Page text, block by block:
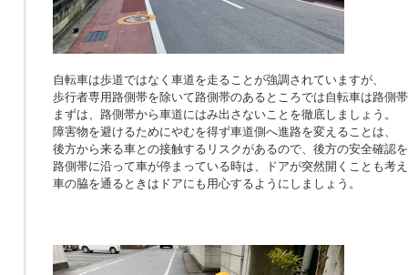
自転車は歩道ではなく車道を走ることが強調されていますが、
歩行者専用路側帯を除いて路側帯のあるところでは自転車は路側
まずは、路側帯から車道にはみ出さないことを徹底しましょう。
障害物を避けるためにやむを得ず車道側へ進路を変えることは、
後方から来る車との接触するリスクがあるので、後方の安全確認
路側帯に沿って車が停まっている時は、ドアが突然開くことも考
車の脇を通るときはドアにも用心するようにしましょう。